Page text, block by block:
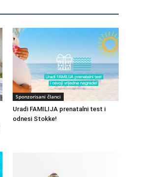
Sponzorisani članci
Uradi FAMILIJA prenatalni test i
odnesi Stokke!